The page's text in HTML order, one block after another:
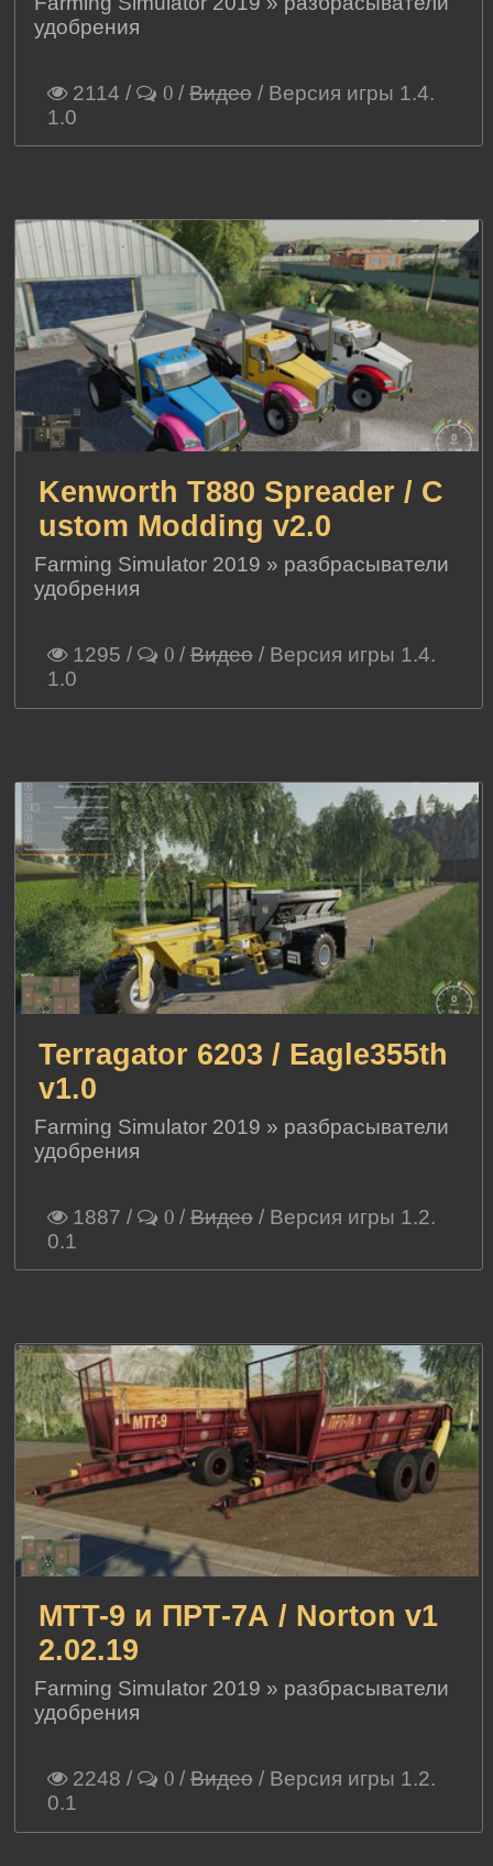
удобрения
2114 / 0 /Видео/ Версия игры 1.4.
1.0
Kenworth T880 Spreader / C
ustom Modding v2.0
Farming Simulator 2019 » разбрасыватели
удобрения
1295 / 0 /Видео/ Версия игры 1.4.
1.0
Terragator 6203 / Eagle355th
v1.0
Farming Simulator 2019 » разбрасыватели
удобрения
1887 / 0 /Видео/ Версия игры 1.2.
0.1
MTT-9 и ПРТ-7А / Norton v1
2.02.19
Farming Simulator 2019 » разбрасыватели
удобрения
2248 / 0 /Видео/ Версия игры 1.2.
0.1